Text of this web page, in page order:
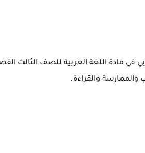
في مادة اللغة العربية للصف الثالث
والقراءة.